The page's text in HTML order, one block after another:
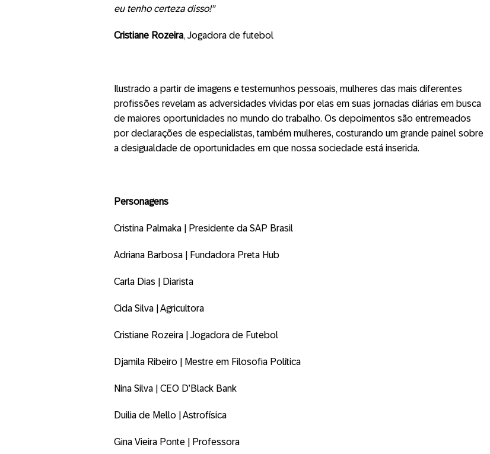
eu tenho certeza disso!”
Cristiane Rozeira, Jogadora de futebol
Ilustrado a partir de imagens e testemunhos pessoais, mulheres das mais diferentes
profissões revelam as adversidades vividas por elas em suas jornadas diárias em busca
de maiores oportunidades no mundo do trabalho. Os depoimentos são entremeados
por declarações de especialistas, também mulheres, costurando um grande painel sobre
a desigualdade de oportunidades em que nossa sociedade está inserida.
Personagens
Cristina Palmaka | Presidente da SAP Brasil
Adriana Barbosa | Fundadora Preta Hub
Carla Dias | Diarista
Cida Silva | Agricultora
Cristiane Rozeira | Jogadora de Futebol
Djamila Ribeiro | Mestre em Filosofia Política
Nina Silva | CEO D’Black Bank
Duilia de Mello | Astrofísica
Gina Vieira Ponte | Professora